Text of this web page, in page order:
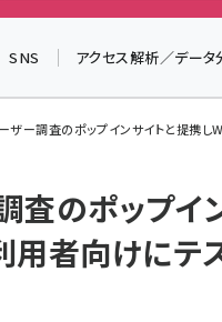
SNS アクセス解析／データ
ザー調査のポップインサイトと提携
査のポップイ
者向けにテ
2026」開催！
▼申し込みはこちらか